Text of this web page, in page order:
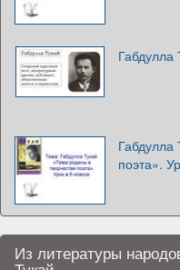
Габдулла
Габдулла
поэта».
Из литературы